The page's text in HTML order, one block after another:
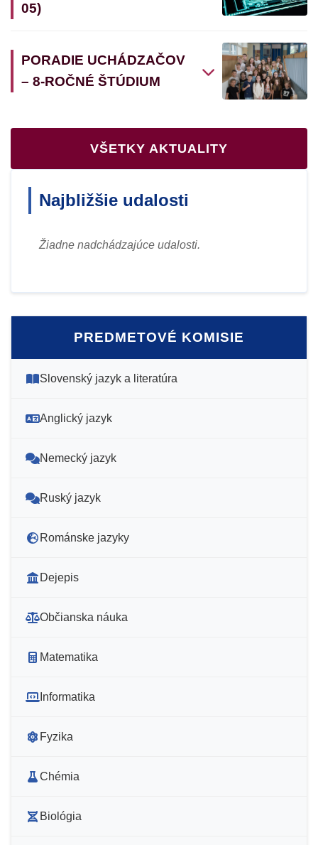
05)
PORADIE UCHÁDZAČOV
– 8-ROČNÉ ŠTÚDIUM
VŠETKY AKTUALITY
Najbližšie udalosti
Žiadne nadchádzajúce udalosti.
PREDMETOVÉ KOMISIE
Slovenský jazyk a literatúra
Anglický jazyk
Nemecký jazyk
Ruský jazyk
Románske jazyky
Dejepis
Občianska náuka
Matematika
Informatika
Fyzika
Chémia
Biológia